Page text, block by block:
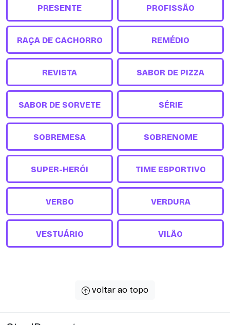
PRESENTE PROFISSÃO
RAÇA DE CACHORRO REMÉDIO
REVISTA SABOR DE PIZZA
SABOR DE SORVETE SÉRIE
SOBREMESA SOBRENOME
SUPER-HERÓI TIME ESPORTIVO
VERBO VERDURA
VESTUÁRIO VILÃO
voltar ao topo